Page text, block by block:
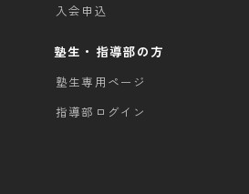
入会申込
塾生・指導部の方
塾生専用ページ
指導部ログイン